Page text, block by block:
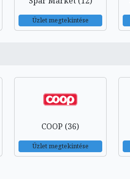
Üzlet megtekintése
COOP (36)
Üzlet megtekintése